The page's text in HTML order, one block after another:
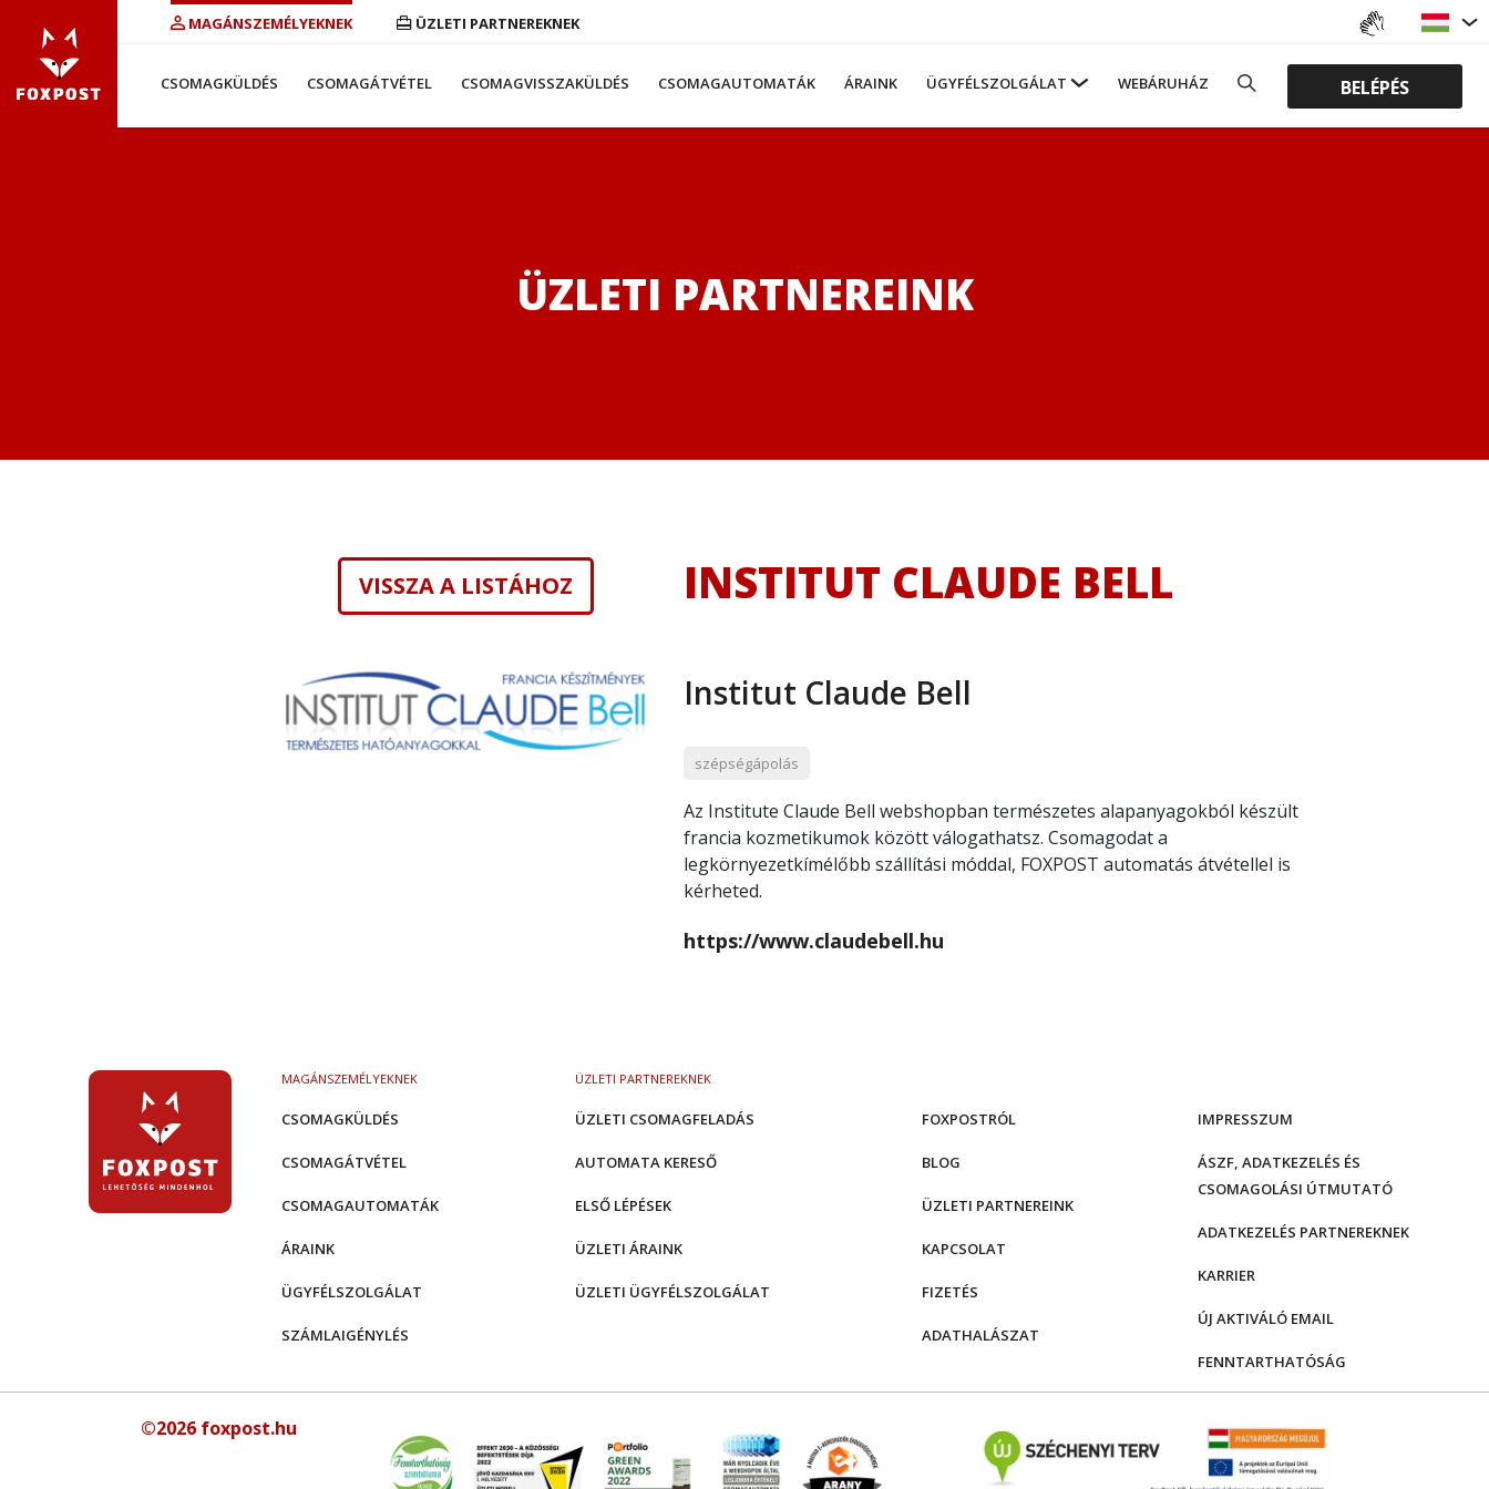
MAGÁNSZEMÉLYEKNEK ÜZLETI PARTNEREKNEK
CSOMAGKÜLDÉS CSOMAGÁTVÉTEL CSOMAGVISSZAKÜLDÉS CSOMAGAUTOMATÁK ÁRAINK ÜGYFÉLSZOLGÁLAT WEBÁRUHÁZ BELÉPÉS
ÜZLETI PARTNEREINK
VISSZA A LISTÁHOZ INSTITUT CLAUDE BELL
Institut Claude Bell
szépségápolás
Az Institute Claude Bell webshopban természetes alapanyagokból készült
francia kozmetikumok között válogathatsz. Csomagodat a
legkörnyezetkímélőbb szállítási móddal, FOXPOST automatás átvétellel is
kérheted.
https://www.claudebell.hu
MAGÁNSZEMÉLYEKNEK
CSOMAGKÜLDÉS
CSOMAGÁTVÉTEL
CSOMAGAUTOMATÁK
ÁRAINK
ÜGYFÉLSZOLGÁLAT
SZÁMLAIGÉNYLÉS
ÜZLETI PARTNEREKNEK
ÜZLETI CSOMAGFELADÁS
AUTOMATA KERESŐ
ELSŐ LÉPÉSEK
ÜZLETI ÁRAINK
ÜZLETI ÜGYFÉLSZOLGÁLAT
FOXPOSTRÓL
BLOG
ÜZLETI PARTNEREINK
KAPCSOLAT
FIZETÉS
ADATHALÁSZAT
IMPRESSZUM
ÁSZF, ADATKEZELÉS ÉS
CSOMAGOLÁSI ÚTMUTATÓ
ADATKEZELÉS PARTNEREKNEK
KARRIER
ÚJ AKTIVÁLÓ EMAIL
FENNTARTHATÓSÁG
©2026 foxpost.hu